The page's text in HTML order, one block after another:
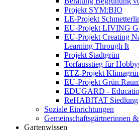
Projekt SYM:BIO
LE-Projekt
EU-Projekt LIVING
EU-Projekt Creating
Learning Through It
Projekt Stadtgrün
Torfausstieg für
ETZ-Projekt
EU-Projekt
EDUGARD -
ReHABITAT Siedlung
Soziale Einrichtungen
Gemeinschaftsgärtnerinnen
Gartenwissen